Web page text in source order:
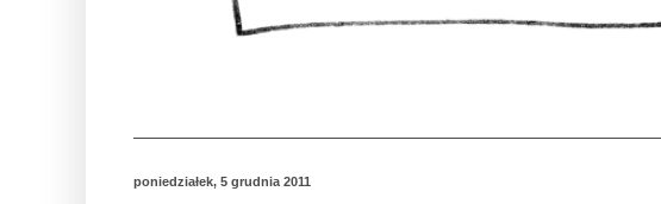
poniedziałek, 5 grudnia 2011